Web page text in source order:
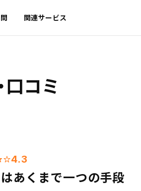
関連サービス
口コミ
4.3
あくまで一つの手段